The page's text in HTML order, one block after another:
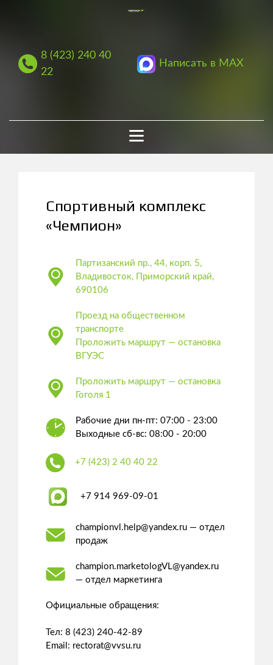
8 (423) 240 40
22
Написать в MAX
Спортивный комплекс
«Чемпион»
Партизанский пр., 44, корп. 5,
Владивосток, Приморский край,
690106
Проезд на общественном
транспорте
Проложить маршрут — остановка
ВГУЭС
Проложить маршрут — остановка
Гоголя 1
Рабочие дни пн-пт: 07:00 - 23:00
Выходные сб-вс: 08:00 - 20:00
+7 (423) 2 40 40 22
+7 914 969-09-01
championvl.help@yandex.ru — отдел
продаж
champion.marketologVL@yandex.ru
— отдел маркетинга
Официальные обращения:
Тел: 8 (423) 240-42-89
Email: rectorat@vvsu.ru